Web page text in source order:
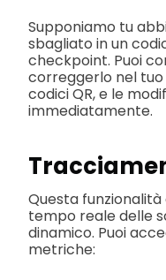
Supponiamo tu
sbagliato in un
checkpoint. Puoi
correggerlo nel
codici QR, e le
immediatamente.
Questa
tempo reale delle
dinamico. Puoi
metriche: